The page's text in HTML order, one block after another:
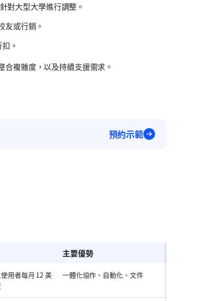
對大型大學進行調整。
友或行銷。
。
複雜度，以及持續支援需求。
預約示範
主要優勢
用者每月 12 美
一體化協作、自動化、文件